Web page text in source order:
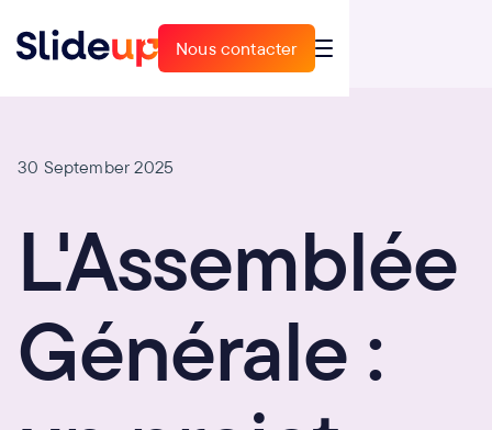
Nous contacter
Nous contacter
30 September 2025
L'Assemblée
Générale :